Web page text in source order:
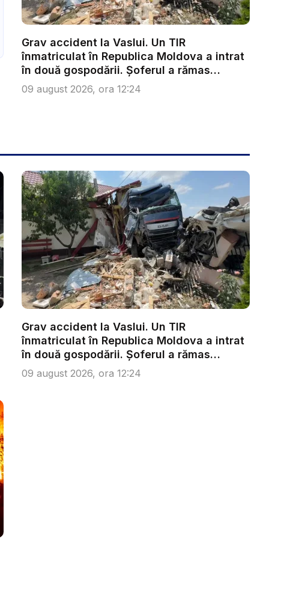
Grav accident la Vaslui. Un TIR
înmatriculat în Republica Moldova a intrat
în două gospodării. Șoferul a rămas
încarc...
09 august 2026, ora 12:24
Grav accident la Vaslui. Un TIR
înmatriculat în Republica Moldova a intrat
în două gospodării. Șoferul a rămas
încarc...
09 august 2026, ora 12:24